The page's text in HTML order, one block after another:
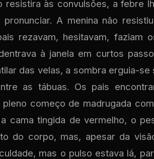
resistira às convulsões, a febre
pronunciar. A menina não
rezavam, hesitavam, faziam
à janela em curtos
das velas, a sombra erguia-
as tábuas. Os pais
pleno começo de madrugada
cama tingida de vermelho, o
do corpo, mas, apesar da
mas o pulso estava lá,